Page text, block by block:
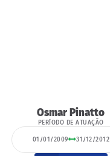
Osmar Pinatto
PERÍODO DE ATUAÇÃO
01/01/2009 31/12/2012